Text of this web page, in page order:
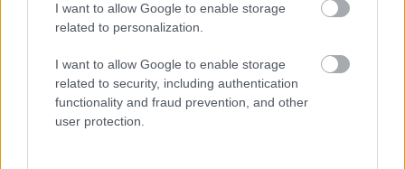
I want to allow Google to enable storage
related to personalization.
I want to allow Google to enable storage
related to security, including authentication
functionality and fraud prevention, and other
user protection.